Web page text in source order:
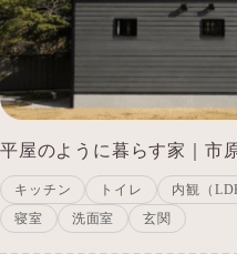
平屋のように暮らす家｜市
キッチン トイレ 内観（
寝室
洗面室 玄関